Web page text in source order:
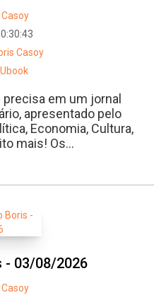
Casoy
0:30:43
Casoy
Ubook
em um jornal
apresentado pelo
Economia, Cultura,
mais! Os...
- 03/08/2026
Casoy